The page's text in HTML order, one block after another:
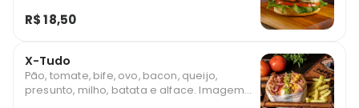
R$ 18,50
X-Tudo
Pão, tomate, bife, ovo, bacon, queijo,
presunto, milho, batata e alface. Imagem